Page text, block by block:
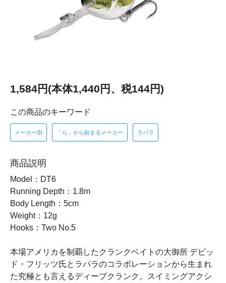
1,584円(本体1,440円、税144円)
この商品のキーワード
メーカー別 「ら」から始まるメーカー ラパラ
商品説明
Model：DT6
Running Depth：1.8m
Body Length：5cm
Weight：12g
Hooks：Two No.5
本場アメリカを制覇したクランクベイトの大御所 デビッ
ド・フリッツ氏とラパラのコラボレーションから生まれ
た究極とも言えるディープクランク。スイミングアクシ